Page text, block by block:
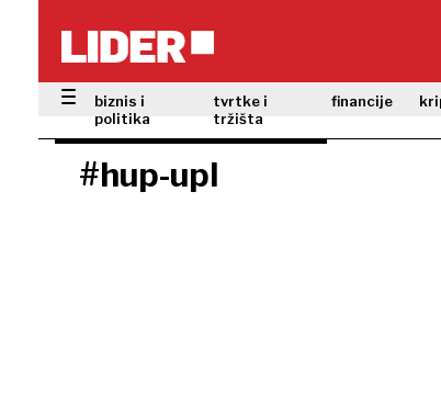
biznis i
politika
tvrtke i
tržišta
financije
#hup-upl